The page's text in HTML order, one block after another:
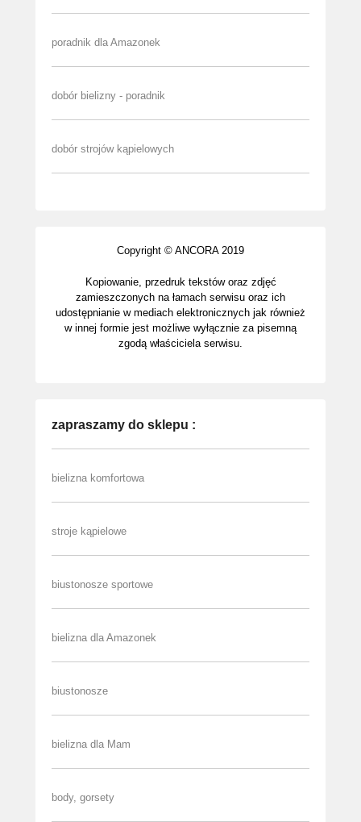
poradnik dla Amazonek
dobór bielizny - poradnik
dobór strojów kąpielowych
Copyright © ANCORA 2019
Kopiowanie, przedruk tekstów oraz zdjęć
zamieszczonych na łamach serwisu oraz ich
udostępnianie w mediach elektronicznych jak również
w innej formie jest możliwe wyłącznie za pisemną
zgodą właściciela serwisu.
zapraszamy do sklepu :
bielizna komfortowa
stroje kąpielowe
biustonosze sportowe
bielizna dla Amazonek
biustonosze
bielizna dla Mam
body, gorsety